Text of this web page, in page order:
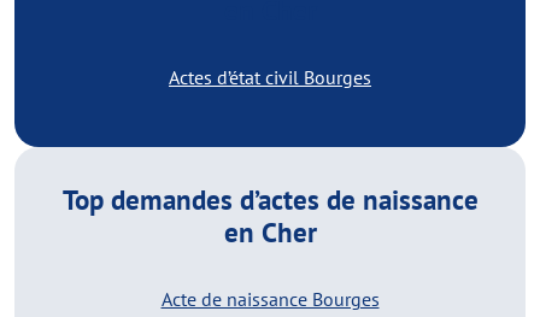
Actes d’état civil Bourges
Top demandes d’actes de naissance
en Cher
Acte de naissance Bourges